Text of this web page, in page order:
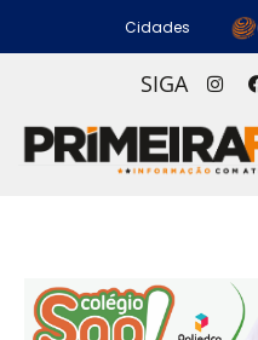
Cidades
SIGA